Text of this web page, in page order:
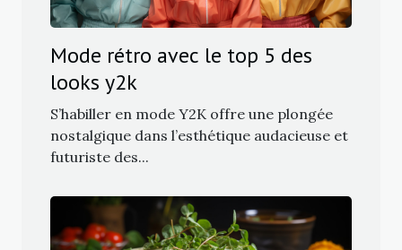
Mode rétro avec le top 5 des
looks y2k
S’habiller en mode Y2K offre une plongée
nostalgique dans l’esthétique audacieuse et
futuriste des...